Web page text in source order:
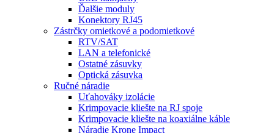
Ďalšie moduly
Konektory RJ45
Zástrčky omietkové a podomietkové
RTV/SAT
LAN a telefonické
Ostatné zásuvky
Optická zásuvka
Ručné náradie
Uťahováky izolácie
Krimpovacie kliešte na RJ spoje
Krimpovacie kliešte na koaxiálne káble
Náradie Krone Impact